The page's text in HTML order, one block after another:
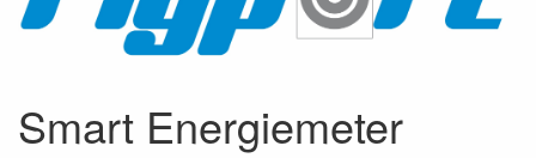
Smart Energiemeter